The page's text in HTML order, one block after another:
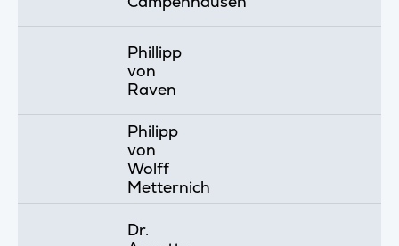
Phillipp
von
Raven
Philipp
von
Wolff
Metternich
Dr.